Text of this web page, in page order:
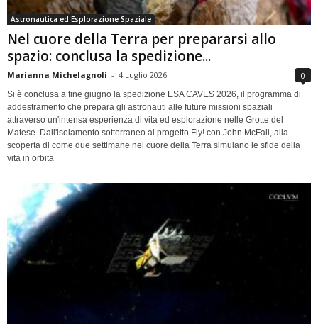
Astronautica ed Esplorazione Spaziale
Nel cuore della Terra per prepararsi allo
spazio: conclusa la spedizione...
Marianna Michelagnoli - 4 Luglio 2026 0
Si è conclusa a fine giugno la spedizione ESA CAVES 2026, il programma di
addestramento che prepara gli astronauti alle future missioni spaziali
attraverso un'intensa esperienza di vita ed esplorazione nelle Grotte del
Matese. Dall'isolamento sotterraneo al progetto Fly! con John McFall, alla
scoperta di come due settimane nel cuore della Terra simulano le sfide della
vita in orbita